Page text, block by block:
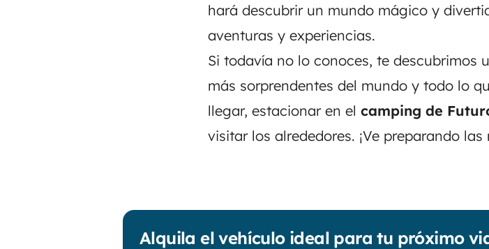
hará descubrir un mundo mágico y
aventuras y experiencias.
Si todavía no lo conoces, te descubrimos
más sorprendentes del mundo y todo lo
llegar, estacionar en el camping de
visitar los alrededores. ¡Ve preparando las
Alquila el vehículo ideal para tu próximo